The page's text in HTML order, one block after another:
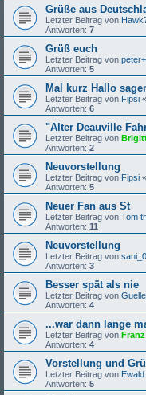
Grüße aus
Letzter Beitrag von
Antworten: 7
Grüß euch
Letzter Beitrag von
Antworten: 5
Mal kurz Hallo
Letzter Beitrag von Fipsi «
Antworten: 6
"Alter Deauville
Letzter Beitrag von
Antworten: 2
Neuvorstellung
Letzter Beitrag von Fipsi «
Antworten: 5
Neuer Fan aus St
Letzter Beitrag von Tom
Antworten: 11
Neuvorstellung
Letzter Beitrag von
Antworten: 3
Besser spät als nie
Letzter Beitrag von
Antworten: 4
...war dann lange
Letzter Beitrag von Franz
Antworten: 4
Vorstellung und
Letzter Beitrag von Ewald
Antworten: 5